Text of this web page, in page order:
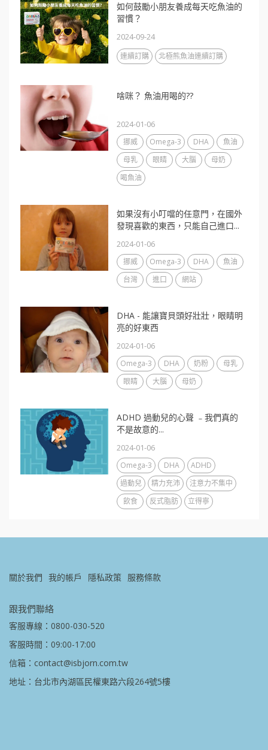
如何鼓勵小朋友養成每天吃魚油的
習慣？
2024-09-24
連續訂購 北極熊魚油連續訂購
啥咪？ 魚油用喝的??
2024-01-06
挪威 Omega-3 DHA
魚油
母乳
眼睛 大腦
母奶
喝魚油
如果沒有小叮噹的任意門，在國外
發現喜歡的東西，只能自己進口...
2024-01-06
挪威 Omega-3 DHA
魚油
台灣
進口 網站
DHA - 能讓寶貝頭好壯壯，眼睛明
亮的好東西
2024-01-06
Omega-3 DHA 奶粉
母乳
眼睛
大腦 母奶
ADHD 過動兒的心聲 ﹣我們真的
不是故意的...
2024-01-06
Omega-3 DHA
ADHD
過動兒
精力充沛
注意力不集中
飲食
反式脂肪 立得寧
關於我們 我的帳戶 隱私政策 服務條款
跟我們聯絡
客服專線：0800-030-520
客服時間：09:00-17:00
信箱：contact@isbjorn.com.tw
地址：台北市內湖區民權東路六段264號5樓